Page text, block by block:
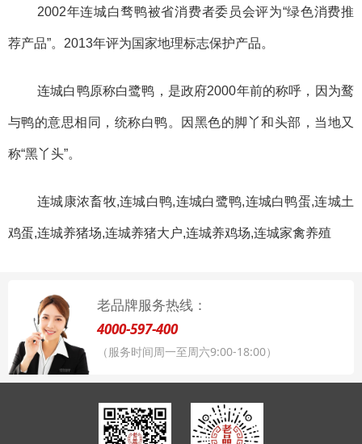
2002年连城白骛鸭被省消费者委员会评为“绿色消费推
荐产品”。2013年评为国家地理标志保护产品。
连城白鸭原称白鹭鸭 ，是政府2000年前的称呼，因为鹜
与鸭的意思相同，统称白鸭。因黑色的脚丫和头部，当地又
称“黑丫头”。
连城康浓畜牧,连城白鸭,连城白鹭鸭,连城白鸭蛋,连城土
鸡蛋,连城养猪场,连城养猪大户,连城养鸡场,连城家禽养殖
老品牌服务热线：
4000-597-400
（服务时间周一至周六9:00-18:00）